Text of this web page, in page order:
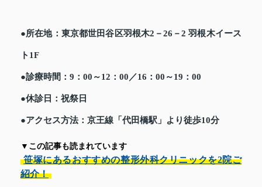
●所在地：東京都世田谷区羽根木2－26－2 羽根木イース
ト1F
●診療時間：9：00～12：00／16：00～19：00
●休診日：祝祭日
●アクセス方法：京王線「代田橋駅」より徒歩10分
▼この記事も読まれています
笹塚にあるおすすめの整形外科クリニックを2院ご
紹介！